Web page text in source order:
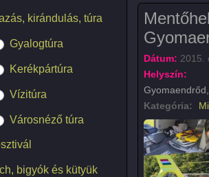
Dátum: 2015.
Helyszín:
Kategória:
kirándulás, túra
Gyalogtúra
Kerékpártúra
Vízitúra
Városnéző túra
bigyók és kütyük